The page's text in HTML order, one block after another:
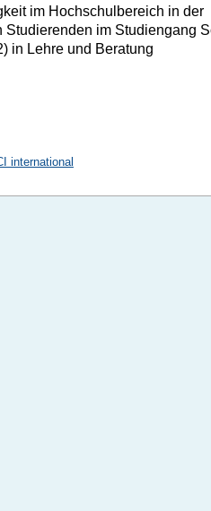
im Hochschulbereich in der
Studierenden im Studiengang
in Lehre und Beratung
international